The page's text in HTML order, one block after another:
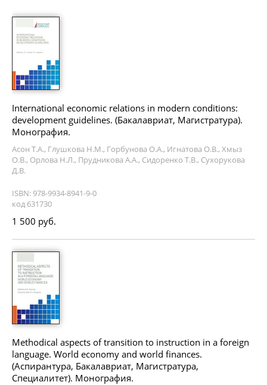
International economic relations in modern conditions:
development guidelines. (Бакалавриат, Магистратура).
Монография.
Асон Т.А., Глушкова Н.М., Горбунова О.А., Игнатова О.В., Хмыз
О.В., Орлова Н.Л., Прудникова А.А., Сидоренко Т.В., Сухорукова
Д.В.
ISBN: 978-9934-8941-9-0
код 631730
1 500 руб.
Methodical aspects of transition to instruction in a foreign
language. World economy and world finances.
(Аспирантура, Бакалавриат, Магистратура,
Специалитет). Монография.